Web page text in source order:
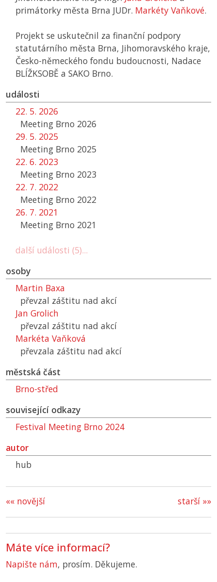
primátorky města Brna JUDr. Markéty Vaňkové.
Projekt se uskutečnil za finanční podpory
statutárního města Brna, Jihomoravského kraje,
Česko-německého fondu budoucnosti, Nadace
BLÍŽKSOBĚ a SAKO Brno.
události
22. 5. 2026
Meeting Brno 2026
29. 5. 2025
Meeting Brno 2025
22. 6. 2023
Meeting Brno 2023
22. 7. 2022
Meeting Brno 2022
26. 7. 2021
Meeting Brno 2021
další události (5)...
osoby
Martin Baxa
převzal záštitu nad akcí
Jan Grolich
převzal záštitu nad akcí
Markéta Vaňková
převzala záštitu nad akcí
městská část
Brno-střed
související odkazy
Festival Meeting Brno 2024
autor
hub
starší »»
«« novější
Máte více informací?
Napište nám, prosím. Děkujeme.